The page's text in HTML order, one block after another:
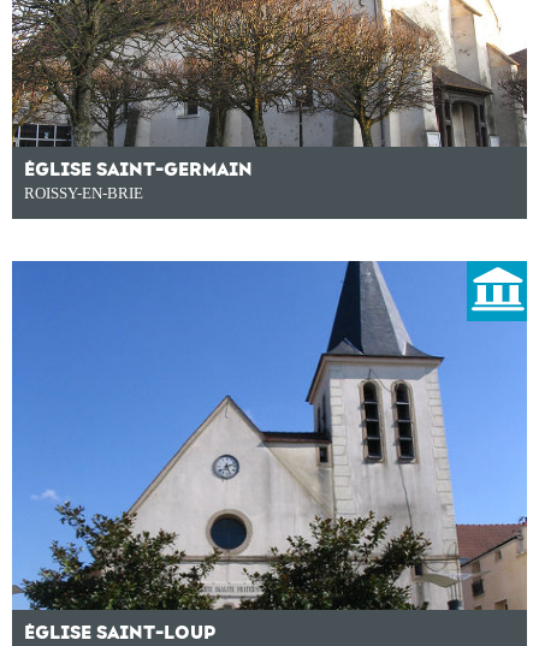
ÉGLISE SAINT-GERMAIN
ROISSY-EN-BRIE
ÉGLISE SAINT-LOUP